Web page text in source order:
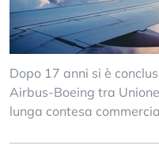
Dopo 17 anni si è
Airbus-Boeing tra
lunga contesa